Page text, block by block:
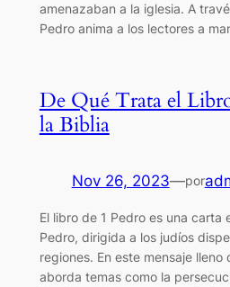
amenazaban a la iglesia. A
Pedro anima a los lectores a
De Qué Trata el
la Biblia
Nov 26, 2023—por
El libro de 1 Pedro es una carta
Pedro, dirigida a los judíos
regiones. En este mensaje
aborda temas como la